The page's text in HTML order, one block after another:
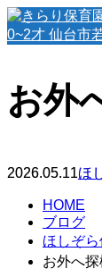
お外
2026.05.11ほ
HOME
ブログ
ほしぞ
お外へ探